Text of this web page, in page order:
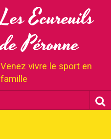
Les Ecureuils
de Péronne
Venez vivre le sport en
famille